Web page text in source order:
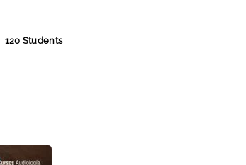
120 Students